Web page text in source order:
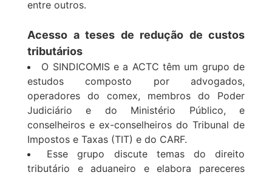
entre outros.
Acesso a teses de redução de custos
tributários
O SINDICOMIS e a ACTC têm um grupo de
estudos composto por advogados,
operadores do comex, membros do Poder
Judiciário e do Ministério Público, e
conselheiros e ex-conselheiros do Tribunal de
Impostos e Taxas (TIT) e do CARF.
Esse grupo discute temas do direito
tributário e aduaneiro e elabora pareceres